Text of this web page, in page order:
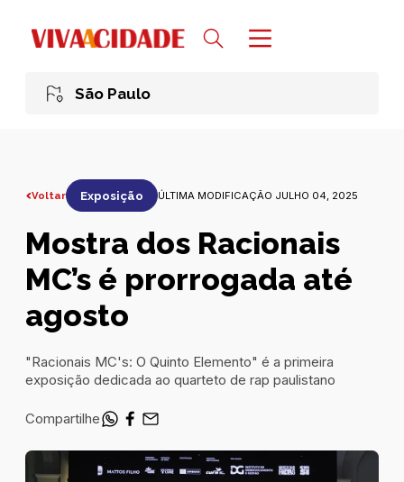
São Paulo
Voltar Exposição ÚLTIMA MODIFICAÇÃO JULHO 04, 2025
Mostra dos Racionais
MC’s é prorrogada até
agosto
"Racionais MC's: O Quinto Elemento" é a primeira
exposição dedicada ao quarteto de rap paulistano
Compartilhe